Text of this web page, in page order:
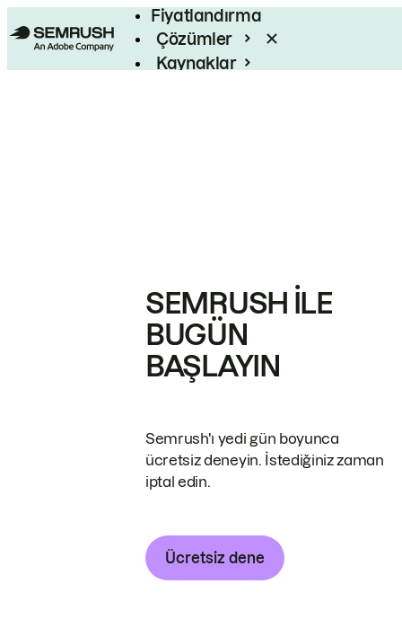
Fiyatlandırma
Çözümler
Kaynaklar
SEMRUSH ILE
BUGÜN
BAŞLAYIN
Semrush'ı yedi gün boyunca
ücretsiz deneyin. İstediğiniz zaman
iptal edin.
Ücretsiz dene